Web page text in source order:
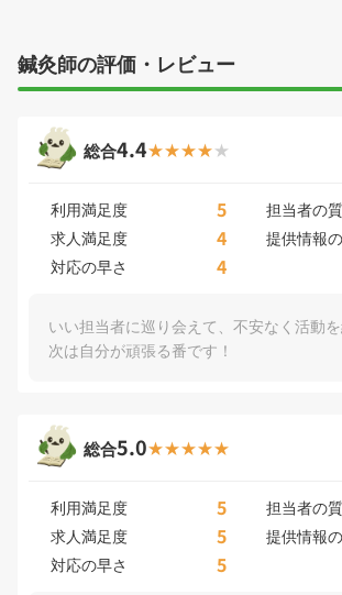
鍼灸師の評価・レビュー
総合4.4
利用満足度 5 担当者の質
求人満足度 4 提供情報
対応の早さ 4
いい担当者に巡り会えて、不安なく活動を
次は自分が頑張る番です！
総合5.0
利用満足度 5 担当者の質
求人満足度 5 提供情報
対応の早さ 5